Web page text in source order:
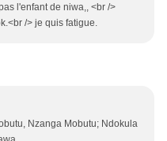
l'enfant de niwa,, <br />
/> je quis fatigue.
Nzanga Mobutu; Ndokula